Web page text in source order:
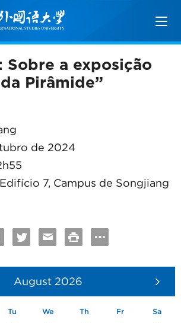
Sobre a exposição
Pirâmide”
de 2024
Edifício 7, Campus de Songjiang
August 2026
Tu We Th Fr Sa